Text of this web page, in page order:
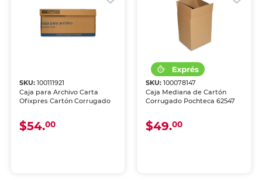
SKU:100111921
Caja para Archivo Carta
Ofixpres Cartón Corrugado
$54.00
SKU: 100078147
Caja Mediana de Cartón
Corrugado Pochteca 62547
$49.00